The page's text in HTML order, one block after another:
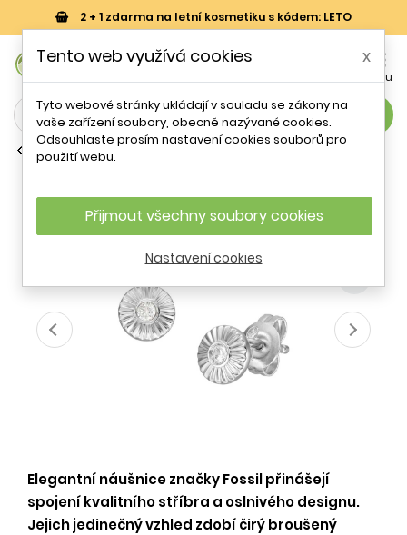
2 + 1 zdarma na letní kosmetiku s kódem: LETO

Menu
search
Řetízky
krystalem Circle JFS00617040 Fossil
- 19 %
Elegantní náušnice značky Fossil přinášejí
spojení kvalitního stříbra a oslnivého designu.
Jejich jedinečný vzhled zdobí čirý broušený
Tento web využívá cookies x
Tyto webové stránky ukládají v souladu se zákony na
vaše zařízení soubory, obecně nazývané cookies.
Odsouhlaste prosím nastavení cookies souborů pro
použití webu.
Přijmout všechny soubory cookies
Nastavení cookies